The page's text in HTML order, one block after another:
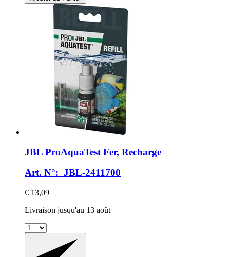
JBL ProAquaTest Fer, Recharge
Art. N°: JBL-2411700
€ 13,09
Livraison jusqu'au 13 août